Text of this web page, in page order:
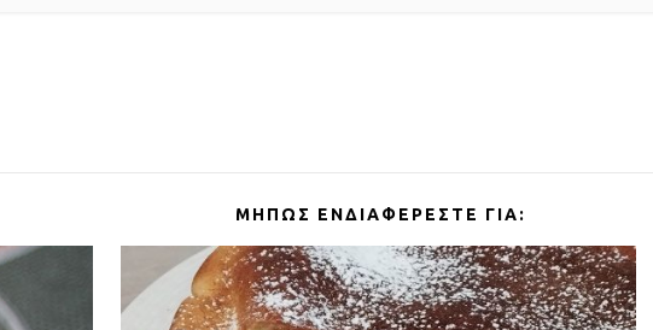
ΜΉΠΩΣ ΕΝΔΙΑΦΈΡΕΣΤΕ ΓΙΑ: